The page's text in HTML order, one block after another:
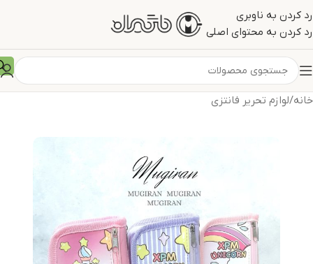
رد کردن به ناوبری
رد کردن به محتوای اصلی
خانه/لوازم تحریر فانتزی